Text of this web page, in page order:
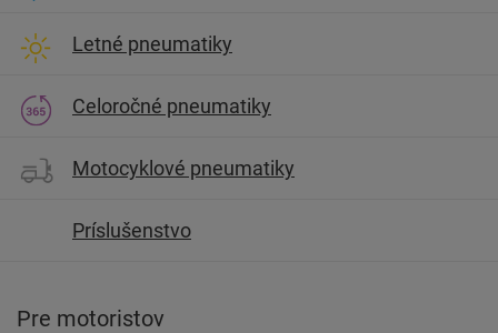
Letné pneumatiky
Celoročné pneumatiky
Motocyklové pneumatiky
Príslušenstvo
Pre motoristov